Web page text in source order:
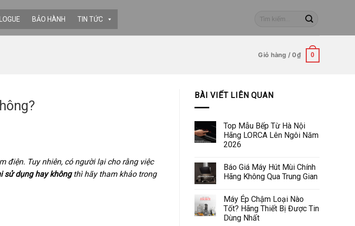
BẢO HÀNH TIN TỨC
Tìm
Giỏ hàng /0₫ 0
điện. Tuy nhiên, có người lại cho rằng việc
sử dụng hay khôngthì hãy tham khảo trong
BÀI VIẾT LIÊN QUAN
Top Mẫu Bếp Từ Hà Nội
Hãng LORCA Lên Ngôi Năm
2026
Báo Giá Máy Hút Mùi Chính
Hãng Không Qua Trung Gian
Máy Ép Chậm Loại Nào
Tốt? Hãng Thiết Bị Được Tin
Dùng Nhất